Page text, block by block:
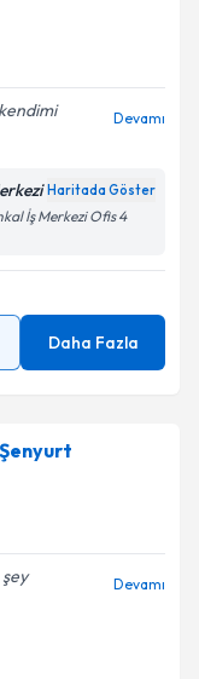
Devamı
Haritada Göster
İş Merkezi Ofis 4
Daha Fazla
Devamı